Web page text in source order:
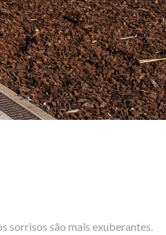
sorrisos são mais exuberantes.